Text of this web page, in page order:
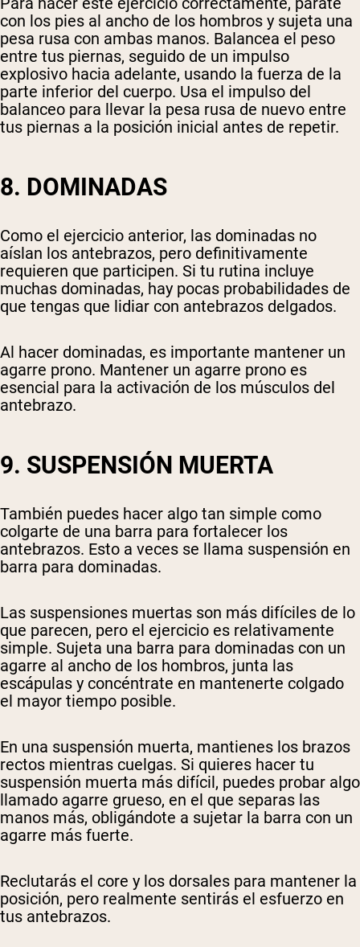
con los pies al ancho de los hombros y sujeta una
pesa rusa con ambas manos. Balancea el peso
entre tus piernas, seguido de un impulso
explosivo hacia adelante, usando la fuerza de la
parte inferior del cuerpo. Usa el impulso del
balanceo para llevar la pesa rusa de nuevo entre
tus piernas a la posición inicial antes de repetir.
8. DOMINADAS
Como el ejercicio anterior, las dominadas no
aíslan los antebrazos, pero definitivamente
requieren que participen. Si tu rutina incluye
muchas dominadas, hay pocas probabilidades de
que tengas que lidiar con antebrazos delgados.
Al hacer dominadas, es importante mantener un
agarre prono. Mantener un agarre prono es
esencial para la activación de los músculos del
antebrazo.
9. SUSPENSIÓN MUERTA
También puedes hacer algo tan simple como
colgarte de una barra para fortalecer los
antebrazos. Esto a veces se llama suspensión en
barra para dominadas.
Las suspensiones muertas son más difíciles de lo
que parecen, pero el ejercicio es relativamente
simple. Sujeta una barra para dominadas con un
agarre al ancho de los hombros, junta las
escápulas y concéntrate en mantenerte colgado
el mayor tiempo posible.
En una suspensión muerta, mantienes los brazos
rectos mientras cuelgas. Si quieres hacer tu
suspensión muerta más difícil, puedes probar algo
llamado agarre grueso, en el que separas las
manos más, obligándote a sujetar la barra con un
agarre más fuerte.
Reclutarás el core y los dorsales para mantener la
posición, pero realmente sentirás el esfuerzo en
tus antebrazos.